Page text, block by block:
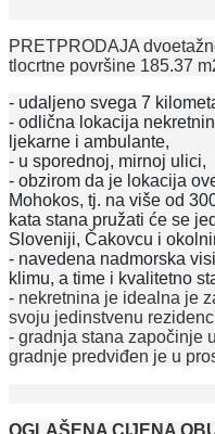
PRETPRODAJA
tlocrtne površine 185.37
- udaljeno svega 7
- odlična lokacija
ljekarne i ambulante,
- u sporednoj, mirnoj ulici,
- obzirom da je lokacija
Mohokos, tj. na više od
kata stana pružati će se
Sloveniji, Čakovcu i
- navedena nadmorska
klimu, a time i kvalitetno
- nekretnina je idealna je
svoju jedinstvenu
- gradnja stana započinje
gradnje predviđen je u